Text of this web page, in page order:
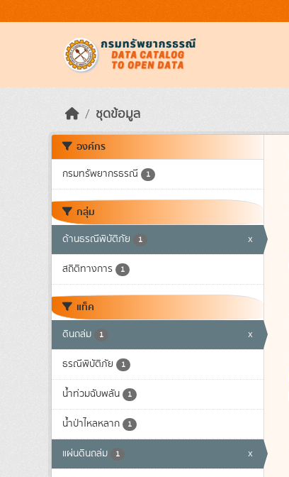
ชุดข้อมูล
องค์กร
กรมทรัพยากรธรณี 1
กลุ่ม
ด้านธรณีพิบัติภัย 1 x
สถิติทางการ 1
แท็ค
ดินถล่ม 1 x
ธรณีพิบัติภัย 1
น้ำท่วมฉับพลัน 1
น้ำป่าไหลหลาก 1
แผ่นดินถล่ม 1 x